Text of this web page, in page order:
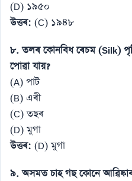
(D) ১৯৫০
উত্তৰ: (C) ১৯৪৮
৮. তলৰ কোনবিধ ৰেচম (Silk)
পোৱা যায়?
(A) পাট
(B) এৰী
(C) তছৰ
(D) মুগা
উত্তৰ: (D) মুগা
৯. অসমত চাহ গছ কোনে